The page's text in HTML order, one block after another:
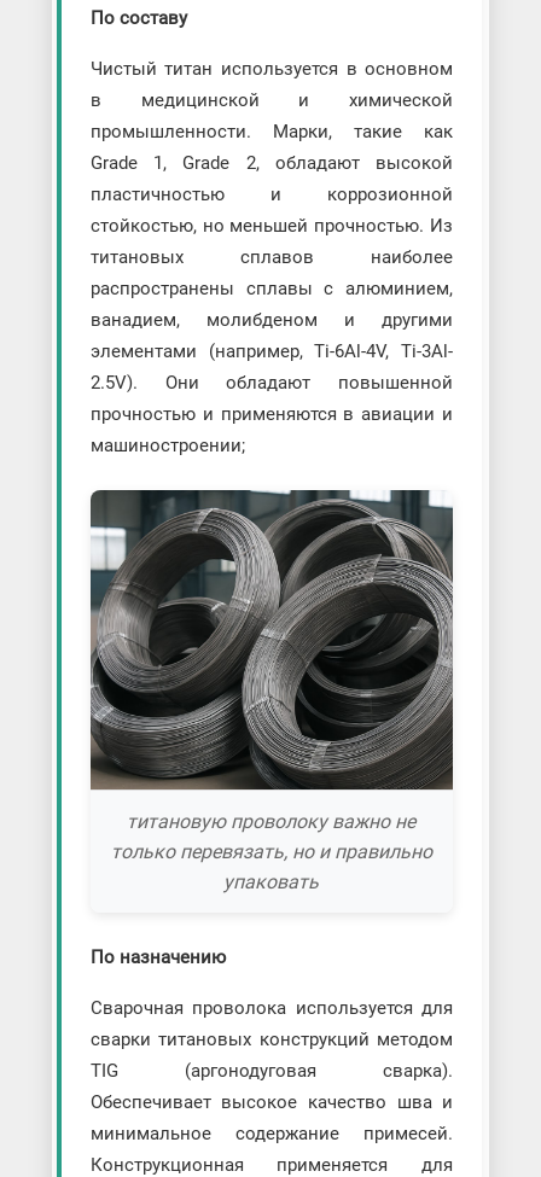
По составу
Чистый титан используется в основном
в медицинской и химической
промышленности. Марки, такие как
Grade 1, Grade 2, обладают высокой
пластичностью и коррозионной
стойкостью, но меньшей прочностью. Из
титановых сплавов наиболее
распространены сплавы с алюминием,
ванадием, молибденом и другими
элементами (например, Ti-6Al-4V, Ti-3Al-
2.5V). Они обладают повышенной
прочностью и применяются в авиации и
машиностроении;
титановую проволоку важно не
только перевязать, но и правильно
упаковать
По назначению
Сварочная проволока используется для
сварки титановых конструкций методом
TIG (аргонодуговая сварка).
Обеспечивает высокое качество шва и
минимальное содержание примесей.
Конструкционная применяется для